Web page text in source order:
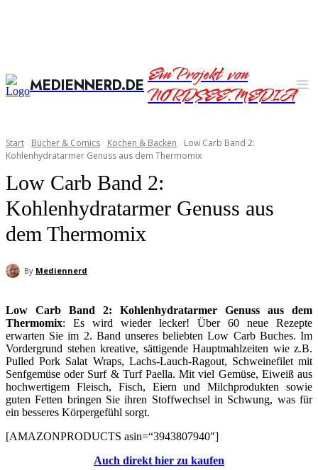
MEDIENNERD.DEEin Projekt von
NORDSEE.MEDIA
Start Bücher & Comics Kochen & Backen
Low Carb Band 2:
Kohlenhydratarmer Genuss aus dem Thermomix
Low Carb Band 2:
Kohlenhydratarmer Genuss aus
dem Thermomix
By Mediennerd
Low Carb Band 2: Kohlenhydratarmer Genuss aus dem
Thermomix: Es wird wieder lecker! Über 60 neue Rezepte
erwarten Sie im 2. Band unseres beliebten Low Carb Buches. Im
Vordergrund stehen kreative, sättigende Hauptmahlzeiten wie z.B.
Pulled Pork Salat Wraps, Lachs-Lauch-Ragout, Schweinefilet mit
Senfgemüse oder Surf & Turf Paella. Mit viel Gemüse, Eiweiß aus
hochwertigem Fleisch, Fisch, Eiern und Milchprodukten sowie
guten Fetten bringen Sie ihren Stoffwechsel in Schwung, was für
ein besseres Körpergefühl sorgt.
[AMAZONPRODUCTS asin=“3943807940″]
Auch direkt hier zu kaufen